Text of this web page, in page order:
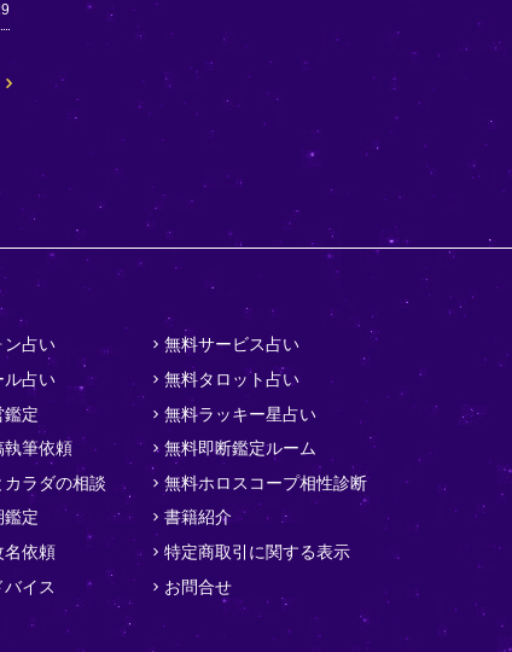
ン占い
ル占い
鑑定
執筆依頼
カラダの相談
鑑定
名依頼
イス
無料サービス占い
無料タロット占い
無料ラッキー星占い
無料即断鑑定ルーム
無料ホロスコープ相性診断
書籍紹介
特定商取引に関する表示
お問合せ